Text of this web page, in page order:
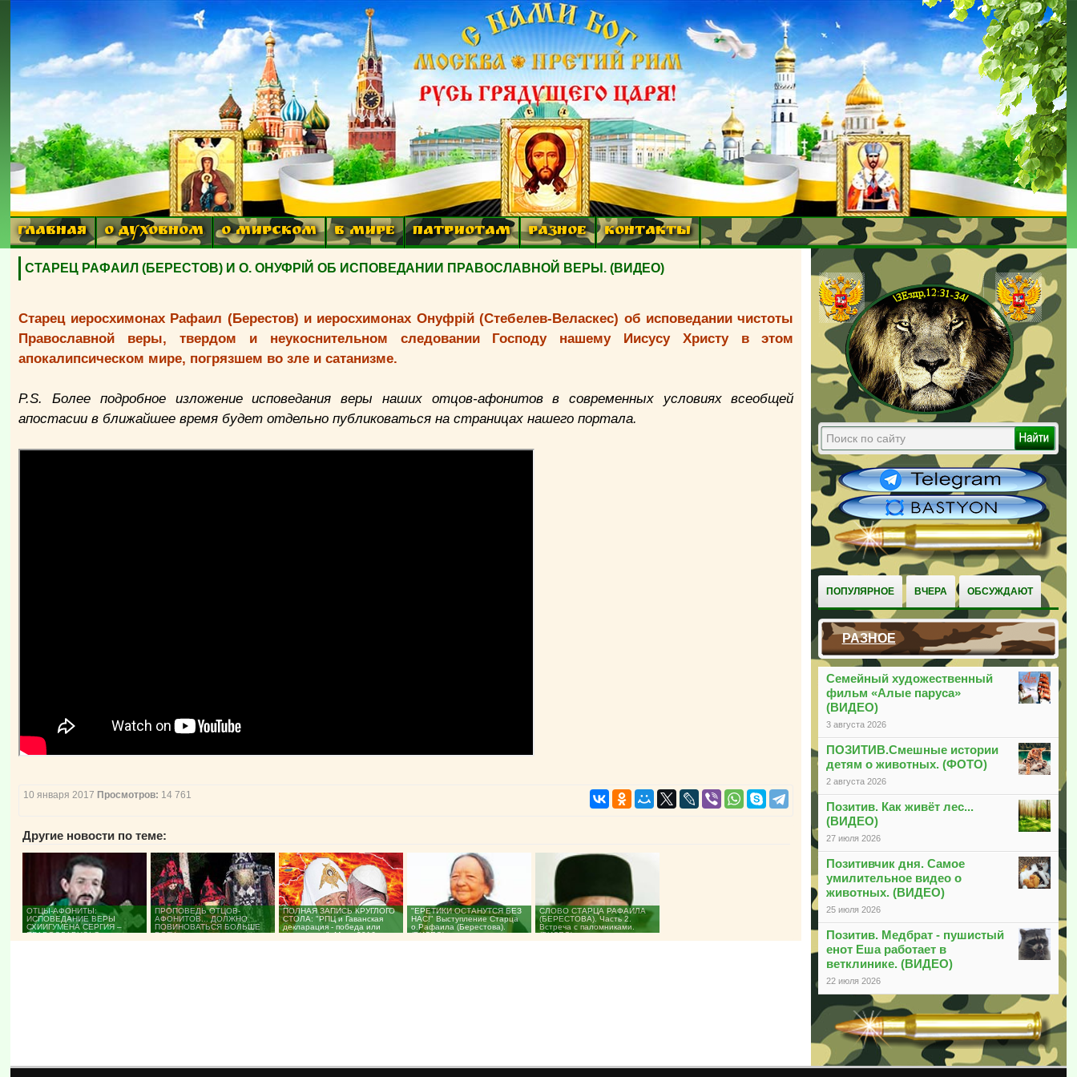
ГЛАВНАЯ О ДУХОВНОМ О МИРСКОМ В МИРЕ ПАТРИОТАМ РАЗНОЕ КОНТАКТЫ
ПОПУЛЯРНОЕ ВЧЕРА ОБСУЖДАЮТ
РАЗНОЕ
Семейный художественный
фильм «Алые паруса»
(ВИДЕО)
3 августа 2026
ПОЗИТИВ.Смешные истории
детям о животных. (ФОТО)
2 августа 2026
Позитив. Как живёт лес...
(ВИДЕО)
27 июля 2026
Позитивчик дня. Самое
умилительное видео о
животных. (ВИДЕО)
25 июля 2026
Позитив. Медбрат - пушистый
енот Еша работает в
ветклинике. (ВИДЕО)
22 июля 2026
СТАРЕЦ РАФАИЛ (БЕРЕСТОВ) И О. ОНУФРIЙ ОБ ИСПОВЕДАНИИ ПРАВОСЛАВНОЙ ВЕРЫ. (ВИДЕО)
Старец иеросхимонах Рафаил (Берестов) и иеросхимонах Онуфрiй (Стебелев-Веласкес) об исповедании чистоты
Православной веры, твердом и неукоснительном следовании Господу нашему Иисусу Христу в этом
апокалипсическом мире, погрязшем во зле и сатанизме.
P.S. Более подробное изложение исповедания веры наших отцов-афонитовв современных условиях всеобщей
апостасии в ближайшее время будет отдельно публиковаться на страницах нашего портала.
10 января 2017 Просмотров: 14 761
Другие новости по теме:
ОТЦЫ-АФОНИТЫ:
ИСПОВЕДАНИЕ ВЕРЫ
СХИИГУМЕНА СЕРГИЯ –
ПРАВОСЛАВНО! Старец
Рафаил (Берестов) и...
ПРОПОВЕДЬ ОТЦОВ-
АФОНИТОВ... ДОЛЖНО
ПОВИНОВАТЬСЯ БОЛЬШЕ
БОГУ, нежели человекам.
(ВИДЕО)...
ПОЛНАЯ ЗАПИСЬ КРУГЛОГО
СТОЛА: "РПЦ и Гаванская
декларация - победа или
поражение". Март 2016г....
"ЕРЕТИКИ ОСТАНУТСЯ БЕЗ
НАС!" Выступление Старца
о.Рафаила (Берестова).
(ВИДЕО)...
СЛОВО СТАРЦА РАФАИЛА
(БЕРЕСТОВА). Часть 2.
Встреча с паломниками.
(ВИДЕО)...